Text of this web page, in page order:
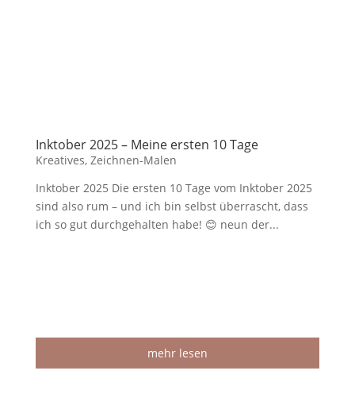
Inktober 2025 – Meine ersten 10 Tage
Kreatives, Zeichnen-Malen
Inktober 2025 Die ersten 10 Tage vom Inktober 2025
sind also rum – und ich bin selbst überrascht, dass
ich so gut durchgehalten habe! 😊 neun der...
mehr lesen